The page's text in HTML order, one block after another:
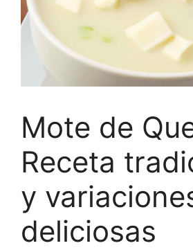
Mote de
Receta
y
deliciosas